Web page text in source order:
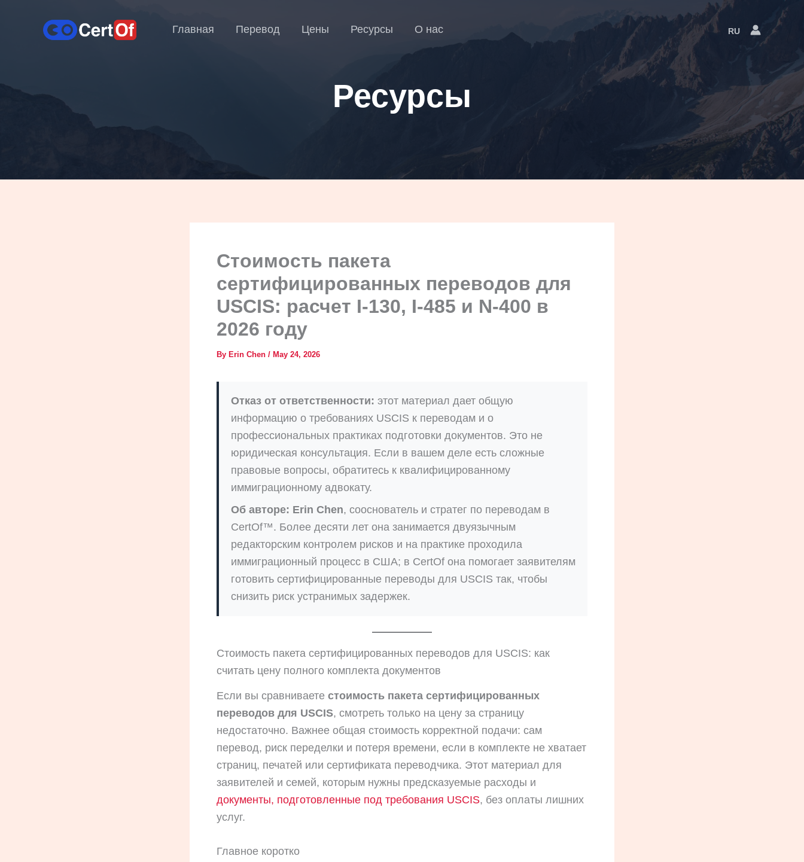
Главная Перевод Цены Ресурсы О нас RULanguage
Switcher
Ресурсы
Стоимость пакета
сертифицированных переводов для
USCIS: расчет I-130, I-485 и N-400 в
2026 году
By Erin Chen / May 24, 2026
Отказ от ответственности: этот материал дает общую
информацию о требованиях USCIS к переводам и о
профессиональных практиках подготовки документов. Это не
юридическая консультация. Если в вашем деле есть сложные
правовые вопросы, обратитесь к квалифицированному
иммиграционному адвокату.
Об авторе: Erin Chen, сооснователь и стратег по переводам в
CertOf™. Более десяти лет она занимается двуязычным
редакторским контролем рисков и на практике проходила
иммиграционный процесс в США; в CertOf она помогает заявителям
готовить сертифицированные переводы для USCIS так, чтобы
снизить риск устранимых задержек.
Стоимость пакета сертифицированных переводов для USCIS: как
считать цену полного комплекта документов
Если вы сравниваете стоимость пакета сертифицированных
переводов для USCIS, смотреть только на цену за страницу
недостаточно. Важнее общая стоимость корректной подачи: сам
перевод, риск переделки и потеря времени, если в комплекте не хватает
страниц, печатей или сертификата переводчика. Этот материал для
заявителей и семей, которым нужны предсказуемые расходы и
документы, подготовленные под требования USCIS, без оплаты лишних
услуг.
Главное коротко